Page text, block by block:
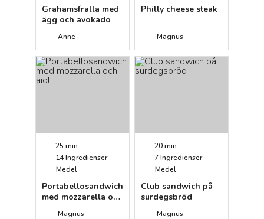
Grahamsfralla med
ägg och avokado
Anne
Philly cheese steak
Magnus
25 min
14Ingredienser
Medel
Portabellosandwich
med mozzarella och
Magnus
20 min
7Ingredienser
Medel
Club sandwich på
surdegsbröd
Magnus